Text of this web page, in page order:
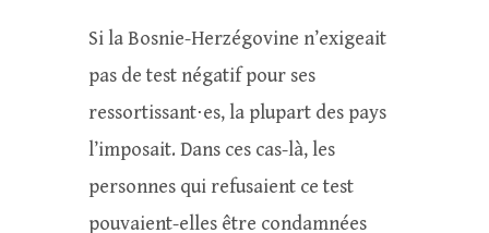
Si la Bosnie-Herzégovine n’exigeait
pas de test négatif pour ses
ressortissant⋅es, la plupart des pays
l’imposait. Dans ces cas-là, les
personnes qui refusaient ce test
pouvaient-elles être condamnées